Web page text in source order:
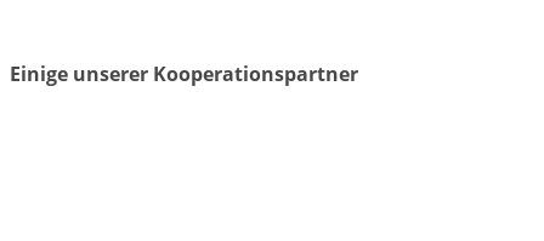
Einige unserer Kooperationspartner